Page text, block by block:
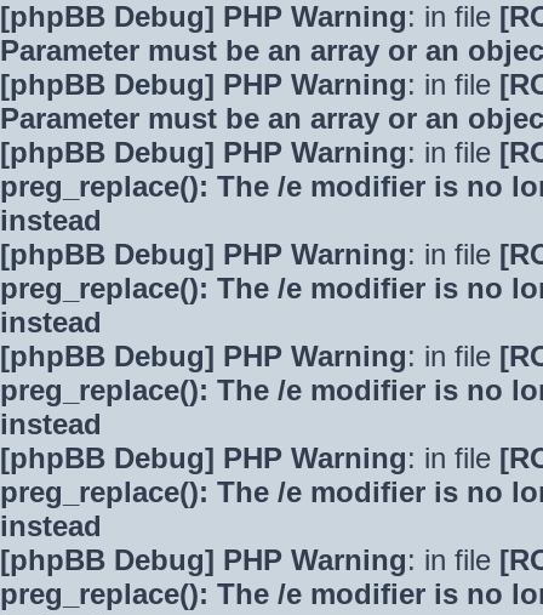
[phpBB Debug] PHP Warning: in file
Parameter must be an array or an
[phpBB Debug] PHP Warning: in file
Parameter must be an array or an
[phpBB Debug] PHP Warning: in file
preg_replace(): The /e modifier is no
instead
[phpBB Debug] PHP Warning: in file
preg_replace(): The /e modifier is no
instead
[phpBB Debug] PHP Warning: in file
preg_replace(): The /e modifier is no
instead
[phpBB Debug] PHP Warning: in file
preg_replace(): The /e modifier is no
instead
[phpBB Debug] PHP Warning: in file
preg_replace(): The /e modifier is no